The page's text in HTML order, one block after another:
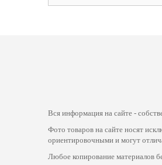
Вся информация на сайте -
Фото товаров на сайте носят
ориентировочными и могут
Любое копирование материалов